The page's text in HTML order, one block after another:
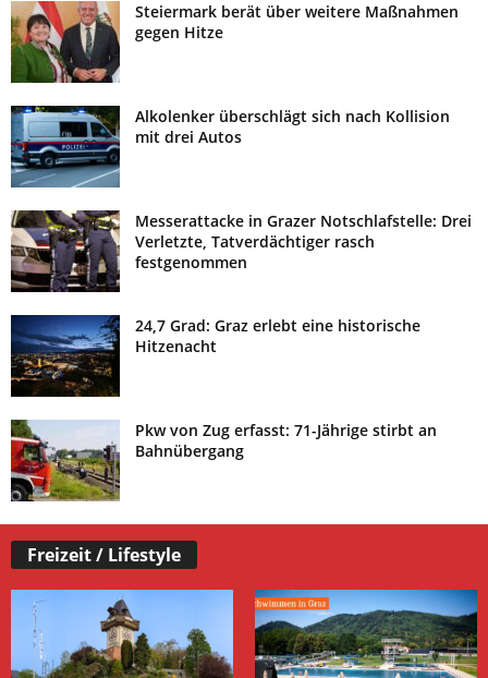
Steiermark berät über weitere Maßnahmen
gegen Hitze
Alkolenker überschlägt sich nach Kollision
mit drei Autos
Messerattacke in Grazer Notschlafstelle: Drei
Verletzte, Tatverdächtiger rasch
festgenommen
24,7 Grad: Graz erlebt eine historische
Hitzenacht
Pkw von Zug erfasst: 71-Jährige stirbt an
Bahnübergang
Freizeit / Lifestyle